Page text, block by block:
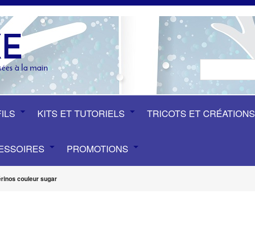
KITS ET TUTORIELS TRICOTS ET CRÉATIONS
PROMOTIONS
couleur sugar